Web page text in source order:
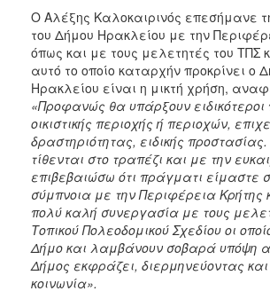
Ο Αλέξης Καλοκαιρινός επεσήμανε
του Δήμου Ηρακλείου με την
όπως και με τους μελετητές του ΤΠΣ
αυτό το οποίο καταρχήν προκρίνει ο
Ηρακλείου είναι η μικτή χρήση,
«Προφανώς θα υπάρξουν ειδικότεροι
οικιστικής περιοχής ή περιοχών,
δραστηριότητας, ειδικής
τίθενται στο τραπέζι και με την
επιβεβαιώσω ότι πράγματι είμαστε
σύμπνοια με την Περιφέρεια Κρήτης
πολύ καλή συνεργασία με τους
Τοπικού Πολεοδομικού Σχεδίου οι
Δήμο και λαμβάνουν σοβαρά υπόψη
Δήμος εκφράζει, διερμηνεύοντας και
κοινωνία».